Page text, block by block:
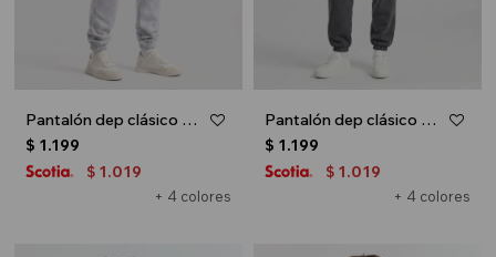
Pantalón dep clásico c/puños elásticos - UNISEX - Gris melange claro
+ 4 colores
$ 1.199
$ 1.019
Pantalón dep clásico c/puños elásticos - UNISEX - Gris melange oscuro
+ 4 colores
$ 1.199
$ 1.019